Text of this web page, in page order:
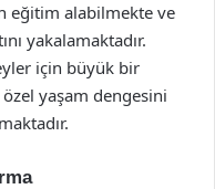
eğitim alabilmekte ve
yakalamaktadır.
için büyük bir
yaşam dengesini